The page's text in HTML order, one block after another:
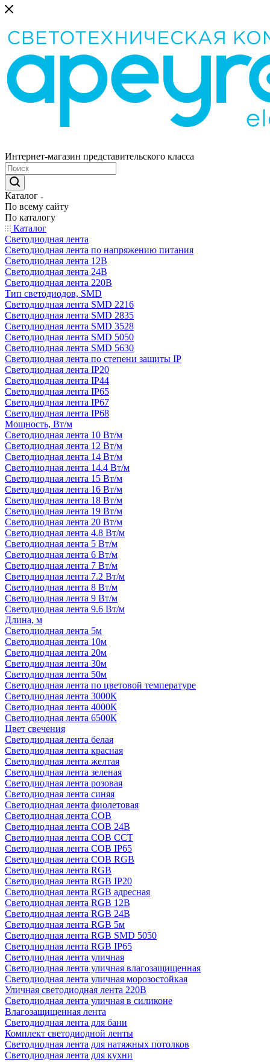
Интернет-магазин представительского класса
Каталог
По всему сайту
По каталогу
Каталог
Светодиодная лента
Светодиодная лента по напряжению питания
Светодиодная лента 12В
Светодиодная лента 24В
Светодиодная лента 220В
Тип светодиодов, SMD
Cветодиодная лента SMD 2216
Светодиодная лента SMD 2835
Светодиодная лента SMD 3528
Светодиодная лента SMD 5050
Светодиодная лента SMD 5630
Светодиодная лента по степени защиты IP
Светодиодная лента IP20
Светодиодная лента IP44
Светодиодная лента IP65
Светодиодная лента IP67
Светодиодная лента IP68
Мощность, Вт/м
Светодиодная лента 10 Вт/м
Светодиодная лента 12 Вт/м
Светодиодная лента 14 Вт/м
Светодиодная лента 14.4 Вт/м
Светодиодная лента 15 Вт/м
Светодиодная лента 16 Вт/м
Светодиодная лента 18 Вт/м
Светодиодная лента 19 Вт/м
Светодиодная лента 20 Вт/м
Светодиодная лента 4.8 Вт/м
Светодиодная лента 5 Вт/м
Светодиодная лента 6 Вт/м
Светодиодная лента 7 Вт/м
Светодиодная лента 7.2 Вт/м
Светодиодная лента 8 Вт/м
Светодиодная лента 9 Вт/м
Светодиодная лента 9.6 Вт/м
Длина, м
Светодиодная лента 5м
Светодиодная лента 10м
Светодиодная лента 20м
Светодиодная лента 30м
Светодиодная лента 50м
Светодиодная лента по цветовой температуре
Светодиодная лента 3000К
Светодиодная лента 4000К
Светодиодная лента 6500К
Цвет свечения
Светодиодная лента белая
Светодиодная лента красная
Светодиодная лента желтая
Светодиодная лента зеленая
Светодиодная лента розовая
Светодиодная лента синяя
Светодиодная лента фиолетовая
Светодиодная лента COB
Светодиодная лента COB 24В
Светодиодная лента COB CCT
Светодиодная лента COB IP65
Светодиодная лента COB RGB
Светодиодная лента RGB
Светодиодная лента RGB IP20
Светодиодная лента RGB адресная
Светодиодная лента RGB 12В
Светодиодная лента RGB 24В
Светодиодная лента RGB 5м
Светодиодная лента RGB SMD 5050
Светодиодная лента RGB IP65
Светодиодная лента уличная
Светодиодная лента уличная влагозащищенная
Светодиодная лента уличная морозостойкая
Уличная светодиодная лента 220В
Светодиодная лента уличная в силиконе
Влагозащищенная лента
Светодиодная лента для бани
Комплект светодиодной ленты
Светодиодная лента для натяжных потолков
Светодиодная лента для кухни